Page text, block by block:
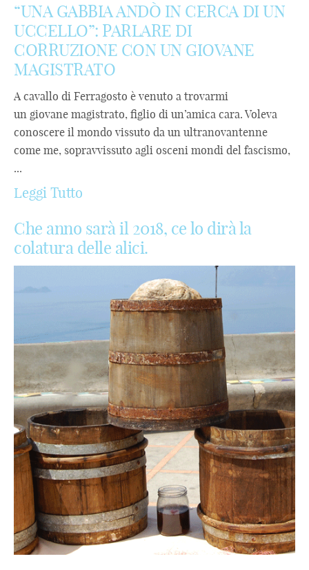
“UNA GABBIA ANDÒ IN CERCA DI UN
UCCELLO”: PARLARE DI
CORRUZIONE CON UN GIOVANE
MAGISTRATO
A cavallo di Ferragosto è venuto a trovarmi
un giovane magistrato, figlio di un’amica cara. Voleva
conoscere il mondo vissuto da un ultranovantenne
come me, sopravvissuto agli osceni mondi del fascismo,
...
Leggi Tutto
Che anno sarà il 2018, ce lo dirà la
colatura delle alici.